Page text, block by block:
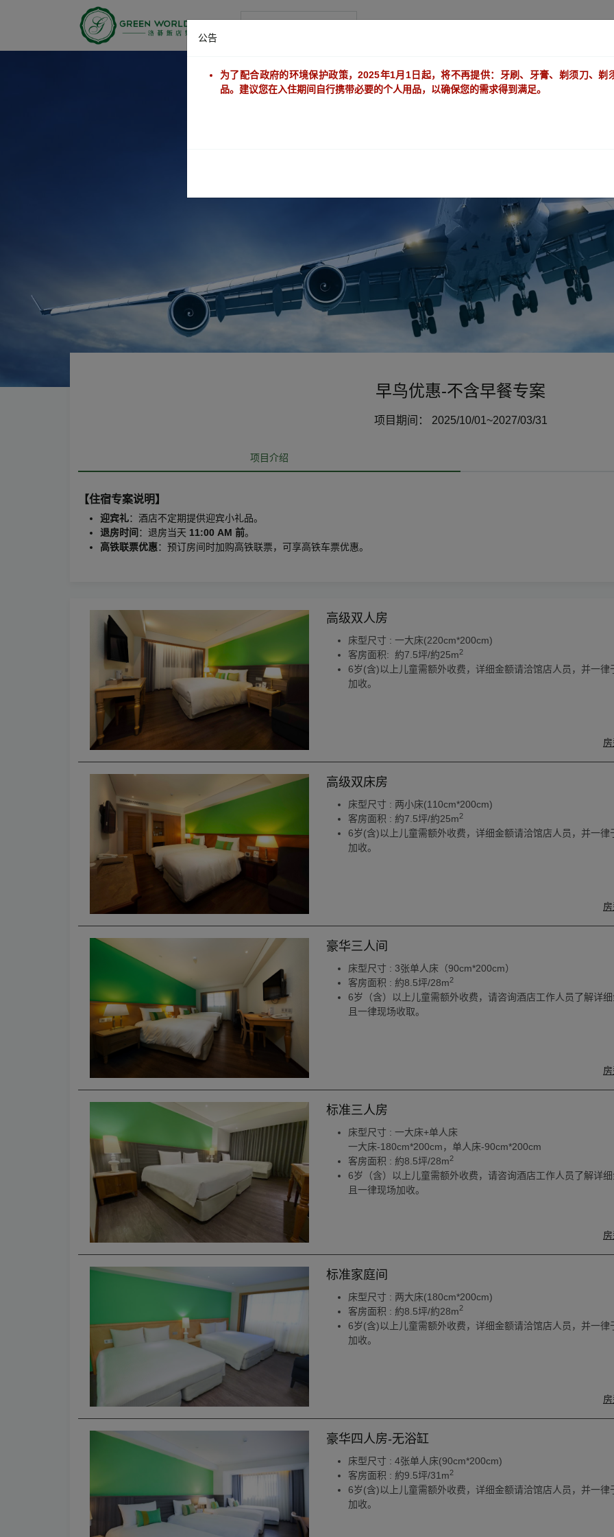
早鸟优惠-不含早餐专案
项目期间： 2025/10/01~2027/03/31
项目介绍
【住宿专案说明】
迎宾礼：酒店不定期提供迎宾小礼品。
退房时间 ：退房当天 11:00 AM 前。
高铁联票优惠：预订房间时加购高铁联票，可享高铁车票优惠。
高级双人房
床型尺寸 : 一大床(220cm*200cm)
客房面积: 約7.5坪/約25m2
6岁(含)以上儿童需额外收费，详细金额请洽馆店人员，并一律
加收。
高级双床房
床型尺寸 : 两小床(110cm*200cm)
客房面积 : 約7.5坪/約25m2
6岁(含)以上儿童需额外收费，详细金额请洽馆店人员，并一律
加收。
豪华三人间
床型尺寸 : 3张单人床（90cm*200cm）
客房面积 : 約8.5坪/28m2
6岁（含）以上儿童需额外收费，请咨询酒店工作人员了解详
且一律现场收取。
标准三人房
床型尺寸 : 一大床+单人床
一大床-180cm*200cm，单人床-90cm*200cm
客房面积 : 約8.5坪/28m2
6岁（含）以上儿童需额外收费，请咨询酒店工作人员了解详
且一律现场加收。
标准家庭间
床型尺寸 : 两大床(180cm*200cm)
客房面积 : 約8.5坪/約28m2
6岁(含)以上儿童需额外收费，详细金额请洽馆店人员，并一律
加收。
豪华四人房-无浴缸
床型尺寸 : 4张单人床(90cm*200cm)
客房面积 : 約9.5坪/31m2
6岁(含)以上儿童需额外收费，详细金额请洽馆店人员，并一律
加收。
公告
为了配合政府的环境保护政策，2025年1月1日起，将不再提供：牙刷、牙膏、剃须刀、剃
品。建议您在入住期间自行携带必要的个人用品，以确保您的需求得到满足。